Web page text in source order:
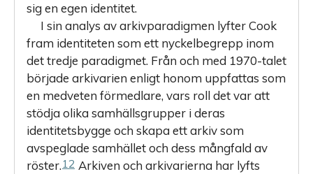
sig en egen identitet.
I sin analys av arkivparadigmen lyfter Cook
fram identiteten som ett nyckelbegrepp inom
det tredje paradigmet. Från och med 1970-talet
började arkivarien enligt honom uppfattas som
en medveten förmedlare, vars roll det var att
stödja olika samhällsgrupper i deras
identitetsbygge och skapa ett arkiv som
avspeglade samhället och dess mångfald av
röster.12 Arkiven och arkivarierna har lyfts